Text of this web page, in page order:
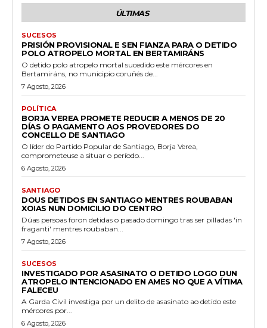
ÚLTIMAS
SUCESOS
PRISIÓN PROVISIONAL E SEN FIANZA PARA O DETIDO
POLO ATROPELO MORTAL EN BERTAMIRÁNS
O detido polo atropelo mortal sucedido este mércores en
Bertamiráns, no municipio coruñés de...
7 Agosto, 2026
POLÍTICA
BORJA VEREA PROMETE REDUCIR A MENOS DE 20
DÍAS O PAGAMENTO AOS PROVEDORES DO
CONCELLO DE SANTIAGO
O líder do Partido Popular de Santiago, Borja Verea,
comprometeuse a situar o período...
6 Agosto, 2026
SANTIAGO
DOUS DETIDOS EN SANTIAGO MENTRES ROUBABAN
XOIAS NUN DOMICILIO DO CENTRO
Dúas persoas foron detidas o pasado domingo tras ser pilladas 'in
fraganti' mentres roubaban...
7 Agosto, 2026
SUCESOS
INVESTIGADO POR ASASINATO O DETIDO LOGO DUN
ATROPELO INTENCIONADO EN AMES NO QUE A VÍTIMA
FALECEU
A Garda Civil investiga por un delito de asasinato ao detido este
mércores por...
6 Agosto, 2026